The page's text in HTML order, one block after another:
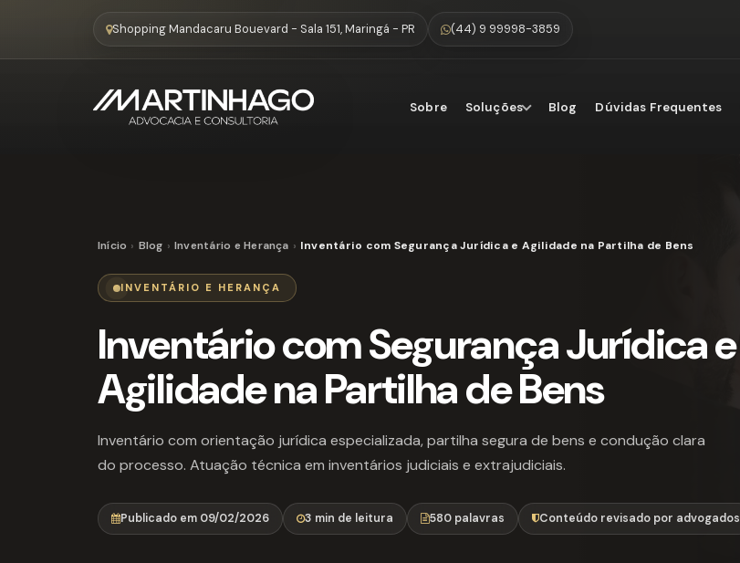
Shopping Mandacaru Bouevard - Sala 151, Maringá - PR (44) 9 99998-3859
Sobre Soluções Blog Dúvidas Frequentes
Início Blog Inventário e Herança Inventário com Segurança Jurídica e Agilidade na Partilha de Bens
INVENTÁRIO E HERANÇA
Inventário com Segurança Jurídica e
Agilidade na Partilha de Bens
Inventário com orientação jurídica especializada, partilha segura de bens e condução clara
do processo. Atuação técnica em inventários judiciais e extrajudiciais.
Publicado em 09/02/2026 3 min de leitura 580 palavras Conteúdo revisado por advogados